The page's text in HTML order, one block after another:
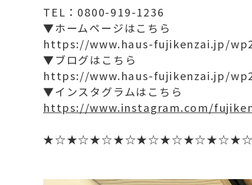
TEL：0800-919-1236
▼ホームページはこちら
https://www.haus-fujikenzai.jp/
▼ブログはこちら
https://www.haus-fujikenzai.jp/
▼インスタグラムはこちら
https://www.instagram.com/